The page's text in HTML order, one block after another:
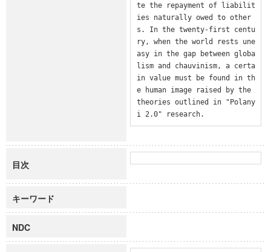
te the repayment of liabilit
ies naturally owed to other
s. In the twenty-first centu
ry, when the world rests une
asy in the gap between globa
lism and chauvinism, a certa
in value must be found in th
e human image raised by the
theories outlined in "Polany
i 2.0" research.
目次
キーワード
NDC